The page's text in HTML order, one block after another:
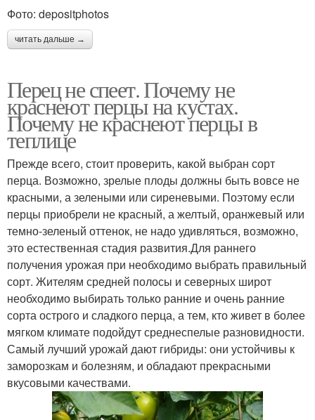
Фото: depositphotos
читать дальше →
Перец не спеет. Почему не
краснеют перцы на кустах.
Почему не краснеют перцы в
теплице
Прежде всего, стоит проверить, какой выбран сорт
перца. Возможно, зрелые плоды должны быть вовсе не
красными, а зелеными или сиреневыми. Поэтому если
перцы приобрели не красный, а желтый, оранжевый или
темно-зеленый оттенок, не надо удивляться, возможно,
это естественная стадия развития.Для раннего
получения урожая при необходимо выбрать правильный
сорт. Жителям средней полосы и северных широт
необходимо выбирать только ранние и очень ранние
сорта острого и сладкого перца, а тем, кто живет в более
мягком климате подойдут среднеспелые разновидности.
Самый лучший урожай дают гибриды: они устойчивы к
заморозкам и болезням, и обладают прекрасными
вкусовыми качествами.